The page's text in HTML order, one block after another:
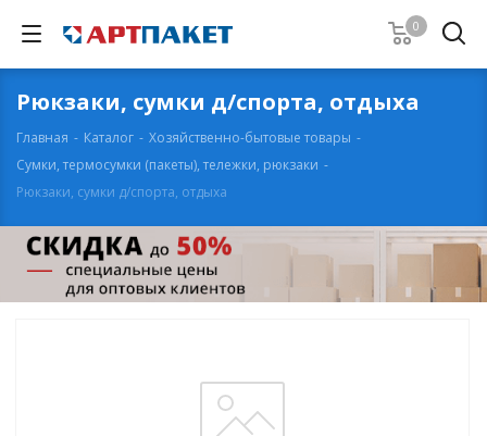
0
Рюкзаки, сумки д/спорта, отдыха
Главная - Каталог - Хозяйственно-бытовые товары -
Сумки, термосумки (пакеты), тележки, рюкзаки -
Рюкзаки, сумки д/спорта, отдыха